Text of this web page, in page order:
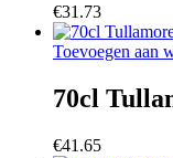
€31.73
Toevoegen aan
70cl
€41.65